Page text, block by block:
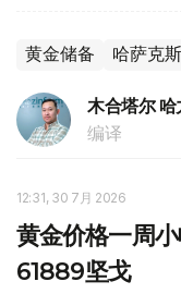
黄金储备 哈萨克
木合塔尔 哈
编译
12:31, 30 7月 2026
黄金价格一周
61889坚戈